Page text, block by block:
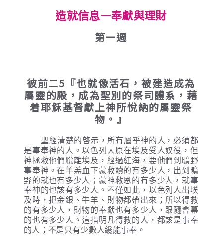
造就信息—奉獻與理財
第一週
彼前二5『也就像活石，被建造成為
屬靈的殿，成為聖別的祭司體系，藉
着耶穌基督獻上神所悅納的屬靈祭
物。』
聖經清楚的啓示，所有屬乎神的人，必須都
是事奉神的人。以色列人原在埃及受人奴役，但
神拯救他們脫離埃及，經過紅海，要他們到曠野
事奉神。在羊羔血下蒙救贖的有多少人，出到曠
野的就也有多少人；蒙神救恩的有多少人，就事
奉神的也該有多少人。不僅如此，以色列人出埃
及時，把金銀、牛羊、財物都帶出來；所以得救
的有多少人，財物的奉獻也有多少人，跟隨會幕
的也有多少人。這指明凡得救的人，都該是事奉
的人；不是只有少數人纔能事奉。